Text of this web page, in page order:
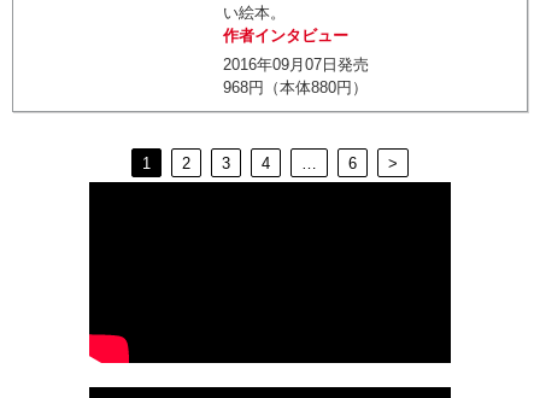
い絵本。
作者インタビュー
2016年09月07日発売
968円（本体880円）
1 2 3 4 … 6 >